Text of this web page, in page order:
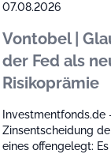
07.08.2026
Vontobel |
der Fed als
Risikoprämie
Investmentfonds.de
Zinsentscheidung
eines offengelegt: